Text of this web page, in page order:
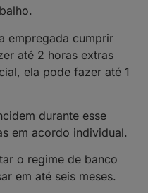
empregada cumprir
até 2 horas extras
ela pode fazer até 1
durante esse
em acordo individual.
o regime de banco
em até seis meses.